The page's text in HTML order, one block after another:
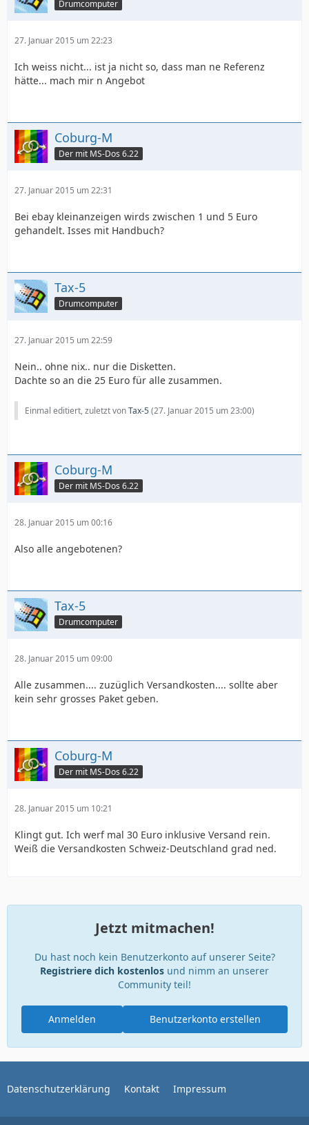
Drumcomputer
27. Januar 2015 um 22:23
Ich weiss nicht... ist ja nicht so, dass man ne Referenz
hätte... mach mir n Angebot
Coburg-M
Der mit MS-Dos 6.22
27. Januar 2015 um 22:31
Bei ebay kleinanzeigen wirds zwischen 1 und 5 Euro
gehandelt. Isses mit Handbuch?
Tax-5
Drumcomputer
27. Januar 2015 um 22:59
Nein.. ohne nix.. nur die Disketten.
Dachte so an die 25 Euro für alle zusammen.
Einmal editiert, zuletzt vonTax-5(27. Januar 2015 um 23:00)
Coburg-M
Der mit MS-Dos 6.22
28. Januar 2015 um 00:16
Also alle angebotenen?
Tax-5
Drumcomputer
28. Januar 2015 um 09:00
Alle zusammen.... zuzüglich Versandkosten.... sollte aber
kein sehr grosses Paket geben.
Coburg-M
Der mit MS-Dos 6.22
28. Januar 2015 um 10:21
Klingt gut. Ich werf mal 30 Euro inklusive Versand rein.
Weiß die Versandkosten Schweiz-Deutschland grad ned.
Jetzt mitmachen!
Du hast noch kein Benutzerkonto auf unserer Seite?
Registriere dich kostenlos und nimm an unserer
Community teil!
Benutzerkonto erstellen
Anmelden
Datenschutzerklärung Kontakt Impressum